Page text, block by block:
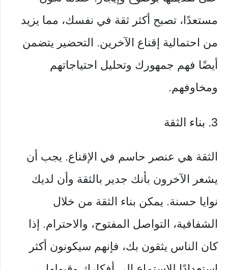
مستعدًا، تصبح أكثر ثقة في نفسك، مما يزيد
من احتمالية إقناع الآخرين. التحضير يتضمن
أيضًا فهم جمهورك وتحليل احتياجاتهم
ومخاوفهم.
3. بناء الثقة
الثقة هي عنصر حاسم في الإقناع. يجب أن
يشعر الآخرون بأنك جدير بالثقة وأن لديك
نوايا حسنة. يمكن بناء الثقة من خلال
الشفافية، التواصل المفتوح، والاحترام. إذا
كان الناس يثقون بك، فإنهم سيكونون أكثر